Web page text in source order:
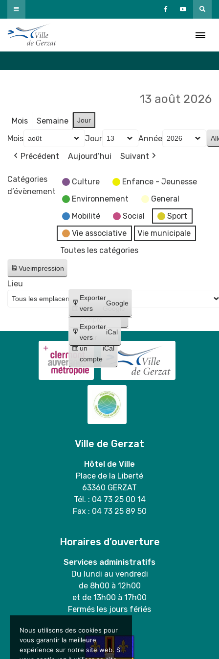
Passer
au
contenu
13 août 2026
Mois Semaine Jour
Mois Jour
Année
Précédent
Aujourd’hui Suivant
Catégories
d’évènement
Culture
Enfance - Jeunesse
Environnement
General
Mobilité
Social
Sport
Vie associative
Vie municipale
Toutes les catégories
Vueimpression
Créer
un
compte
Google
Créer
un
compte
iCal
Exporter
vers
Google
Exporter
vers
iCal
Lieu
Ville de Gerzat
Hôtel de Ville
Place de la Liberté
63360 GERZAT
Tél. : 04 73 25 00 14
Fax : 04 73 25 89 50
Horaires d’ouverture
Services administratifs
Du lundi au vendredi
de 8h00 à 12h00
et de 13h00 à 17h00
Fermés les jours fériés
Nous utilisons des cookies pour
vous garantir la meilleure
expérience sur notre site web. Si